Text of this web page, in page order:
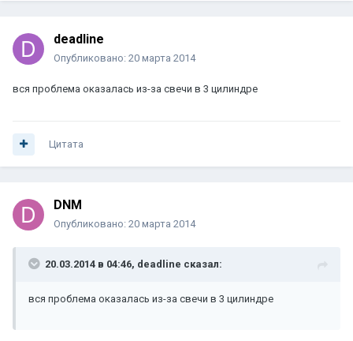
deadline
Опубликовано: 20 марта 2014
вся проблема оказалась из-за свечи в 3 цилиндре
Цитата
DNM
Опубликовано: 20 марта 2014
20.03.2014 в 04:46, deadline сказал:
вся проблема оказалась из-за свечи в 3 цилиндре